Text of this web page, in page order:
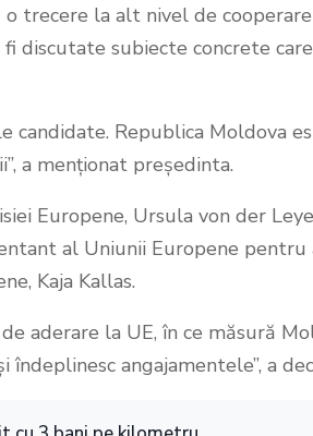
o trecere la alt nivel de
discutate subiecte concrete
candidate. Republica Moldova
a menționat președinta.
Europene, Ursula von der
al Uniunii Europene pentru
Kaja Kallas.
aderare la UE, în ce măsură
angajamentele”, a